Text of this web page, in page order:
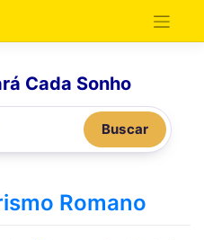
Cada Sonho
Buscar
Romano